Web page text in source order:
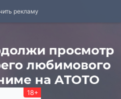
рекламу
18+